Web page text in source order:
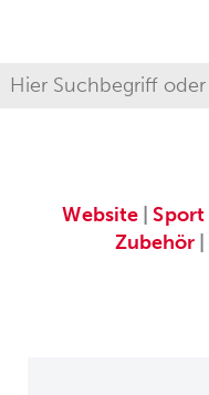
Website |Sport|
Zubehör